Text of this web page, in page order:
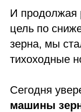
И продолжая
цель по
зерна, мы
тихоходные
Сегодня
машины